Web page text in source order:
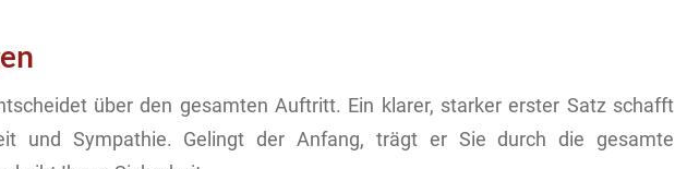
über den gesamten Auftritt. Ein klarer, starker erster Satz schafft
und Sympathie. Gelingt der Anfang, trägt er Sie durch die gesamte